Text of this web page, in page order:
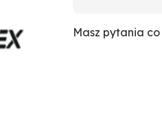
Masz pytania